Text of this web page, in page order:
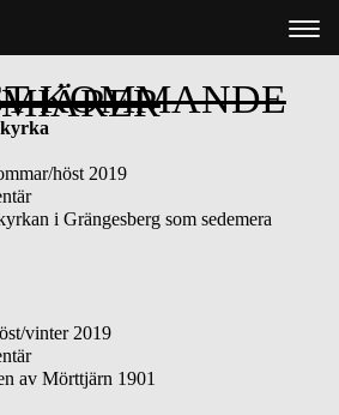
KOMMANDE
kyrka
höst 2019
i Grängesberg som sedemera
vinter 2019
av Mörttjärn 1901